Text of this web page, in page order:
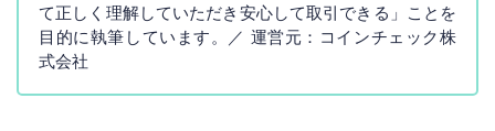
て正しく理解していただき安心して取引できる」ことを
目的に執筆しています。／ 運営元：コインチェック株
式会社